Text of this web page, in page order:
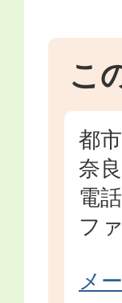
こ
都
奈
電
フ
メ